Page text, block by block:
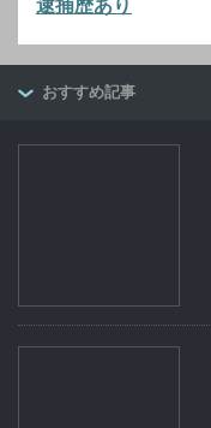
逮捕歴あり
おすすめ記事